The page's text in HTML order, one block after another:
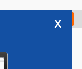
Check in
x